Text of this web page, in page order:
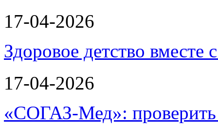
17-04-2026
Здоровое детство
17-04-2026
«СОГАЗ-Мед»: проверить